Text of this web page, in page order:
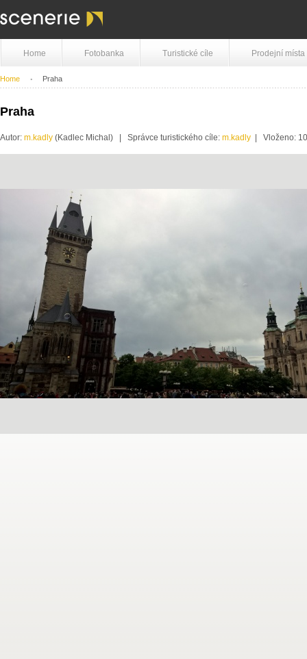
Home Fotobanka Turistické cíle Prodejní místa
Home Praha
Praha
Autor: m.kadly (Kadlec Michal) | Správce turistického cíle: m.kadly | Vloženo: